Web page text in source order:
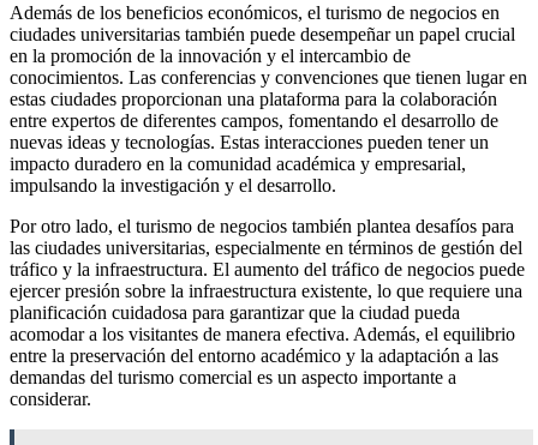
Además de los beneficios económicos, el turismo de negocios en
ciudades universitarias también puede desempeñar un papel crucial
en la promoción de la innovación y el intercambio de
conocimientos. Las conferencias y convenciones que tienen lugar en
estas ciudades proporcionan una plataforma para la colaboración
entre expertos de diferentes campos, fomentando el desarrollo de
nuevas ideas y tecnologías. Estas interacciones pueden tener un
impacto duradero en la comunidad académica y empresarial,
impulsando la investigación y el desarrollo.
Por otro lado, el turismo de negocios también plantea desafíos para
las ciudades universitarias, especialmente en términos de gestión del
tráfico y la infraestructura. El aumento del tráfico de negocios puede
ejercer presión sobre la infraestructura existente, lo que requiere una
planificación cuidadosa para garantizar que la ciudad pueda
acomodar a los visitantes de manera efectiva. Además, el equilibrio
entre la preservación del entorno académico y la adaptación a las
demandas del turismo comercial es un aspecto importante a
considerar.